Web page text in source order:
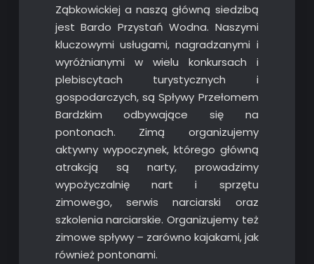
Ząbkowickiej a naszą główną siedzibą
jest Bardo Przystań Wodna. Naszymi
kluczowymi usługami, nagradzanymi i
wyróżnianymi w wielu konkursach i
plebiscytach turystycznych i
gospodarczych, są Spływy Przełomem
Bardzkim odbywające się na
pontonach. Zimą organizujemy
aktywny wypoczynek, którego główną
atrakcją są narty, prowadzimy
wypożyczalnię nart i sprzętu
zimowego, serwis narciarski oraz
szkolenia narciarskie. Organizujemy też
zimowe spływy – zarówno kajakami, jak
również pontonami.